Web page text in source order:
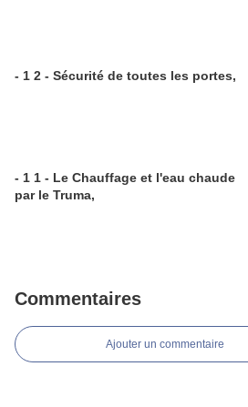
- 1 2 - Sécurité de toutes les portes,
- 1 1 - Le Chauffage et l'eau chaude
par le Truma,
Commentaires
Ajouter un commentaire